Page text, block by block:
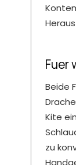
Fuer
Beide
Kite
zu